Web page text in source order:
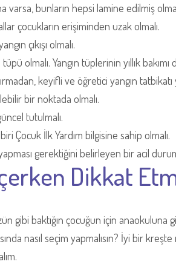
varsa, bunların hepsi lamine edilmiş
çocukların erişiminden uzak olmalı.
çıkışı olmalı.
olmalı. Yangın tüplerinin yıllık bakımı
keyifli ve öğretici yangın tatbikatı
bir noktada olmalı.
tutulmalı.
Çocuk İlk Yardım bilgisine sahip olmalı.
gerektiğini belirleyen bir acil durum
Dikkat
gibi baktığın çocuğun için anaokuluna
nasıl seçim yapmalısın? İyi bir